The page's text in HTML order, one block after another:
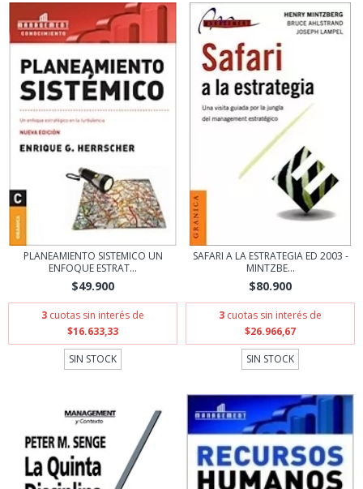
PLANEAMIENTO SISTEMICO UN
ENFOQUE ESTRAT...
$49.900
3 cuotas sin interés de
$16.633,33
SIN STOCK
SAFARI A LA ESTRATEGIA ED 2003 -
MINTZBE...
$80.900
3 cuotas sin interés de
$26.966,67
SIN STOCK